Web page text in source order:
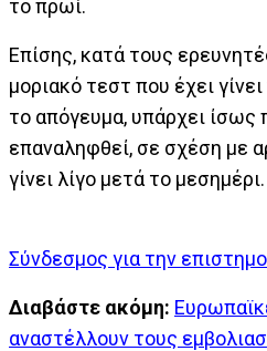
το πρωί.
Επίσης, κατά τους
μοριακό τεστ που έχει
το απόγευμα, υπάρχει ίσως
επαναληφθεί, σε σχέση με
γίνει λίγο μετά το μεσημέρι.
Σύνδεσμος για την
Διαβάστε ακόμη:
αναστέλλουν τους